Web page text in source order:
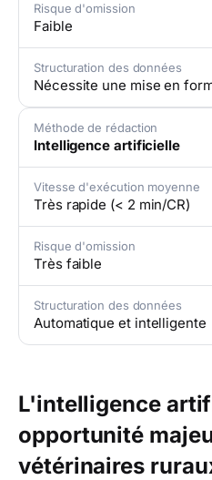
Risque d'omission
Faible
Structuration des données
Nécessite une mise en
Méthode de rédaction
Intelligence artificielle
Vitesse d'exécution moyenne
Très rapide (< 2 min/CR)
Risque d'omission
Très faible
Structuration des données
Automatique et intelligente
L'intelligence
opportunité
vétérinaires